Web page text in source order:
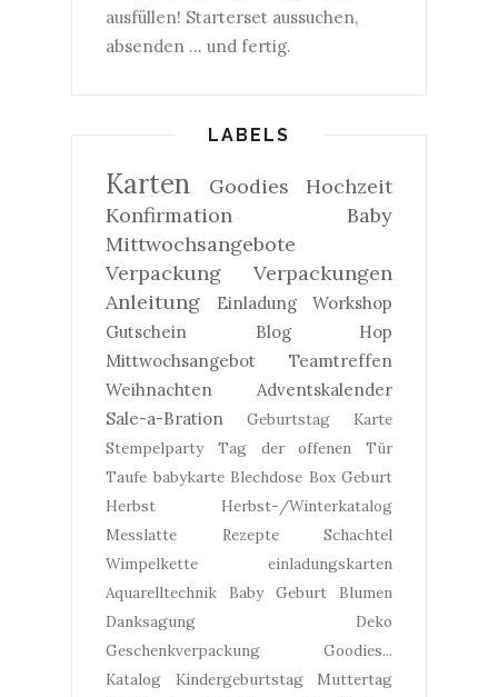
ausfüllen! Starterset aussuchen,
absenden ... und fertig.
LABELS
Karten Goodies
Hochzeit
Konfirmation
Baby
Mittwochsangebote
Verpackung
Verpackungen
Anleitung
Einladung
Workshop
Gutschein
Blog Hop
Mittwochsangebot
Teamtreffen
Weihnachten
Adventskalender
Sale-a-Bration
Geburtstag
Karte
Stempelparty
Tag der offenen Tür
Taufe babykarte Blechdose Box Geburt
Herbst
Herbst-/Winterkatalog
Messlatte
Rezepte
Schachtel
Wimpelkette
einladungskarten
Aquarelltechnik
Baby Geburt
Blumen
Danksagung
Deko
Geschenkverpackung
Goodies...
Katalog
Kindergeburtstag
Muttertag